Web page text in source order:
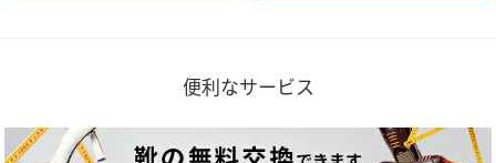
便利なサービス